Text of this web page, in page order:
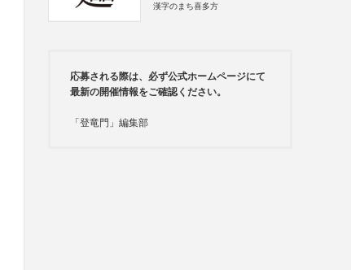
漢字のまち喜多方
応募される際は、必ず公式ホームページにて
最新の開催情報をご確認ください。
「登竜門」編集部